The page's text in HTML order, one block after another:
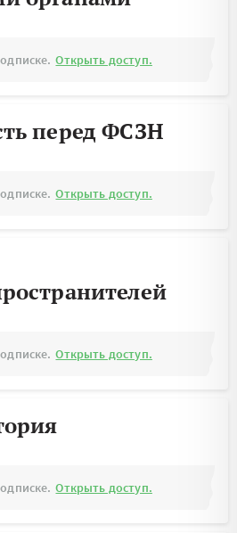
Открыть доступ.
перед ФСЗН
Открыть доступ.
Открыть доступ.
Открыть доступ.